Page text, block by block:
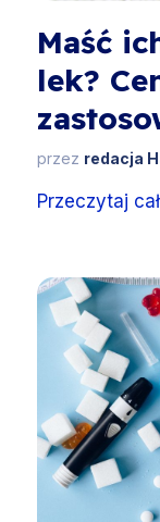
Maść
lek?
przez redacja
Przeczytaj